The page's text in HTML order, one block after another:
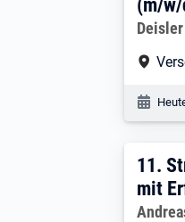
(m/
11.
11.
mit